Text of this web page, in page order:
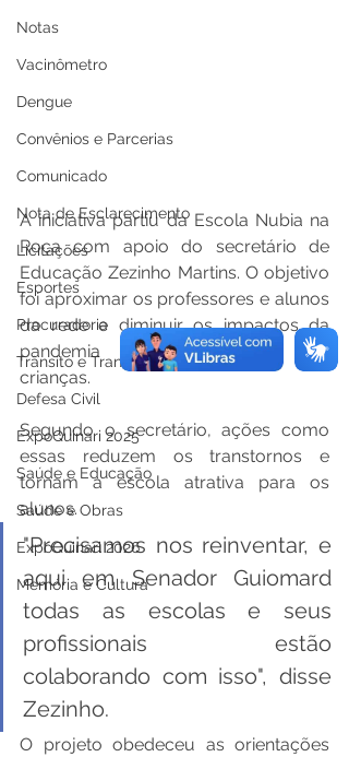
Notas
Vacinômetro
Dengue
Convênios e Parcerias
Comunicado
Nota de Esclarecimento
Licitações
Esportes
Procuradoria
Trânsito e Transporte
Defesa Civil
ExpoQuinari 2025
Saúde e Educação
Saúde e Obras
ExpoQuinari 2026
Memória e Cultura
A iniciativa partiu da Escola Nubia na
Roça com apoio do secretário de
Educação Zezinho Martins. O objetivo
foi aproximar os professores e alunos
da rede e diminuir os impactos da
pandemia na aprendizagem das
crianças.
Segundo o secretário, ações como
essas reduzem os transtornos e
tornam a escola atrativa para os
alunos.
"Precisamos nos reinventar, e
aqui em Senador Guiomard
todas as escolas e seus
profissionais estão
colaborando com isso", disse
Zezinho.
O projeto obedeceu as orientações